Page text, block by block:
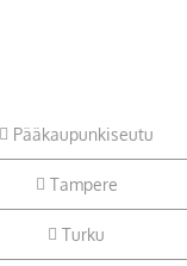
Pääkaupunkiseutu
Tampere
Turku